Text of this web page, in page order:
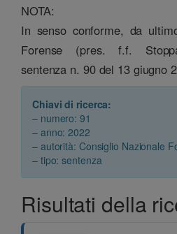
NOTA:
In senso conforme, da
Forense (pres. f.f.
sentenza n. 90 del 13 giugno
Chiavi di ricerca:
– numero: 91
– anno: 2022
– autorità: Consiglio Nazionale
– tipo: sentenza
Risultati della